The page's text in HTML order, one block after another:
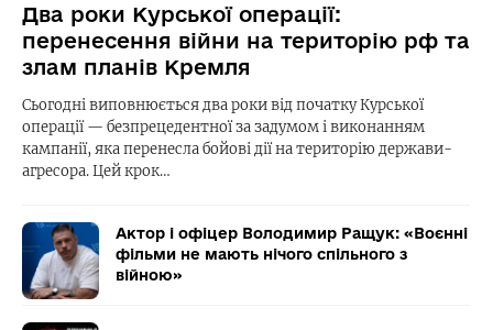
Два роки Курської операції:
перенесення війни на територію рф та
злам планів Кремля
Сьогодні виповнюється два роки від початку Курської
операції — безпрецедентної за задумом і виконанням
кампанії, яка перенесла бойові дії на територію держави-
агресора. Цей крок…
Актор і офіцер Володимир Ращук: «Воєнні
фільми не мають нічого спільного з
війною»